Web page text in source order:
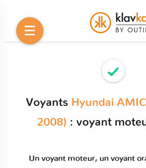
Voyants Hyundai
2008) : voyant
Un voyant moteur, un voyant